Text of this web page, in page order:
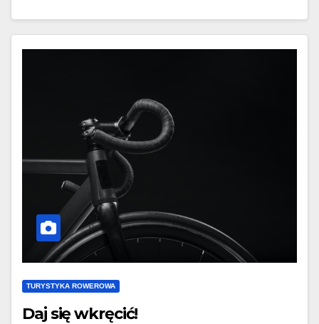
TURYSTYKA ROWEROWA
Daj się wkręcić!